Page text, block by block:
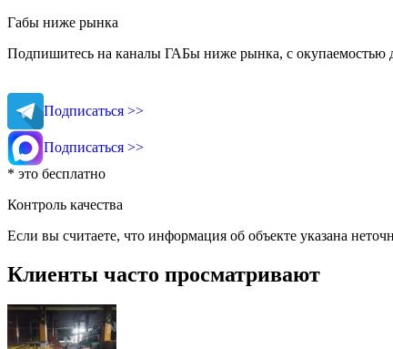
Габы ниже рынка
Подпишитесь на каналы ГАБы ниже рынка, с окупаемостью
Подписаться >>
Подписаться >>
* это бесплатно
Контроль качества
Если вы считаете, что информация об объекте указана
Клиенты часто просматривают